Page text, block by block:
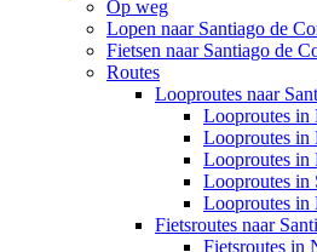
Op weg
Lopen naar Santiago de
Fietsen naar Santiago de
Routes
Looproutes naar
Looproutes in
Looproutes in
Looproutes in
Looproutes in
Looproutes in
Fietsroutes naar
Fietsroutes in